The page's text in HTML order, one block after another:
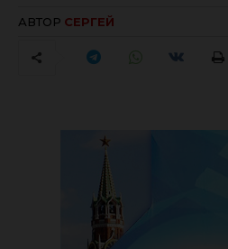
АВТОР СЕРГЕЙ